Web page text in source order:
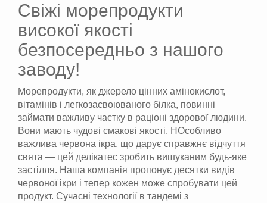
Свіжі морепродукти
високої якості
безпосередньо з нашого
заводу!
Морепродукти, як джерело цінних амінокислот,
вітамінів і легкозасвоюваного білка, повинні
займати важливу частку в раціоні здорової людини.
Вони мають чудові смакові якості. НОсобливо
важлива червона ікра, що дарує справжнє відчуття
свята — цей делікатес зробить вишуканим будь-яке
застілля. Наша компанія пропонує десятки видів
червоної ікри і тепер кожен може спробувати цей
продукт. Сучасні технології в тандемі з